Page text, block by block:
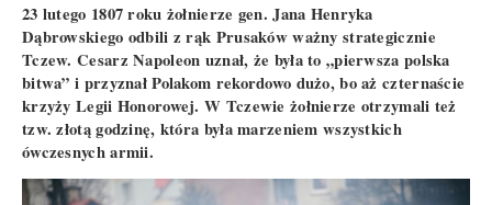
23 lutego 1807 roku żołnierze gen. Jana Henryka
Dąbrowskiego odbili z rąk Prusaków ważny strategicznie
Tczew. Cesarz Napoleon uznał, że była to „pierwsza polska
bitwa” i przyznał Polakom rekordowo dużo, bo aż czternaście
krzyży Legii Honorowej. W Tczewie żołnierze otrzymali też
tzw. złotą godzinę, która była marzeniem wszystkich
ówczesnych armii.